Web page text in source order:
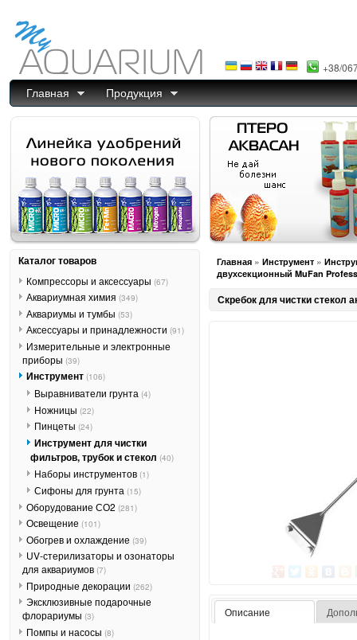
+38/
Главная Продукция
Главная » Инструмент »
двухсекционный MuFan
Скребок для чистки стекол
Описание
Каталог товаров
Компрессоры и аксессуары (67)
Аквариумная химия (349)
Аквариумы и тумбы (53)
Аксессуары и принадлежности (91)
Измерительные и электронные
приборы (39)
Инструмент (106)
Выравниватели грунта (4)
Ножницы (22)
Пинцеты (24)
Инструмент для чистки
фильтров, трубок и стекол (40)
Наборы инструментов (1)
Сифоны для грунта (15)
Оборудование СО2 (281)
Освещение (101)
Обогрев и охлаждение (39)
UV-стерилизаторы и озонаторы
для аквариумов (7)
Природные декорации (262)
Эксклюзивные подарочные
флорариумы (3)
Помпы и насосы (8)